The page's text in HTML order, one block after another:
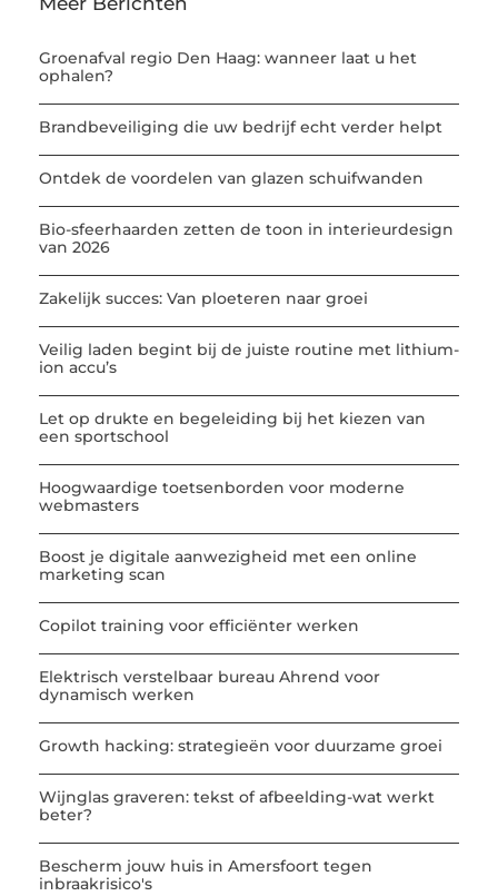
Groenafval regio Den Haag: wanneer laat u het
ophalen?
Brandbeveiliging die uw bedrijf echt verder helpt
Ontdek de voordelen van glazen schuifwanden
Bio-sfeerhaarden zetten de toon in interieurdesign
van 2026
Zakelijk succes: Van ploeteren naar groei
Veilig laden begint bij de juiste routine met lithium-
ion accu’s
Let op drukte en begeleiding bij het kiezen van
een sportschool
Hoogwaardige toetsenborden voor moderne
webmasters
Boost je digitale aanwezigheid met een online
marketing scan
Copilot training voor efficiënter werken
Elektrisch verstelbaar bureau Ahrend voor
dynamisch werken
Growth hacking: strategieën voor duurzame groei
Wijnglas graveren: tekst of afbeelding-wat werkt
beter?
Bescherm jouw huis in Amersfoort tegen
inbraakrisico's